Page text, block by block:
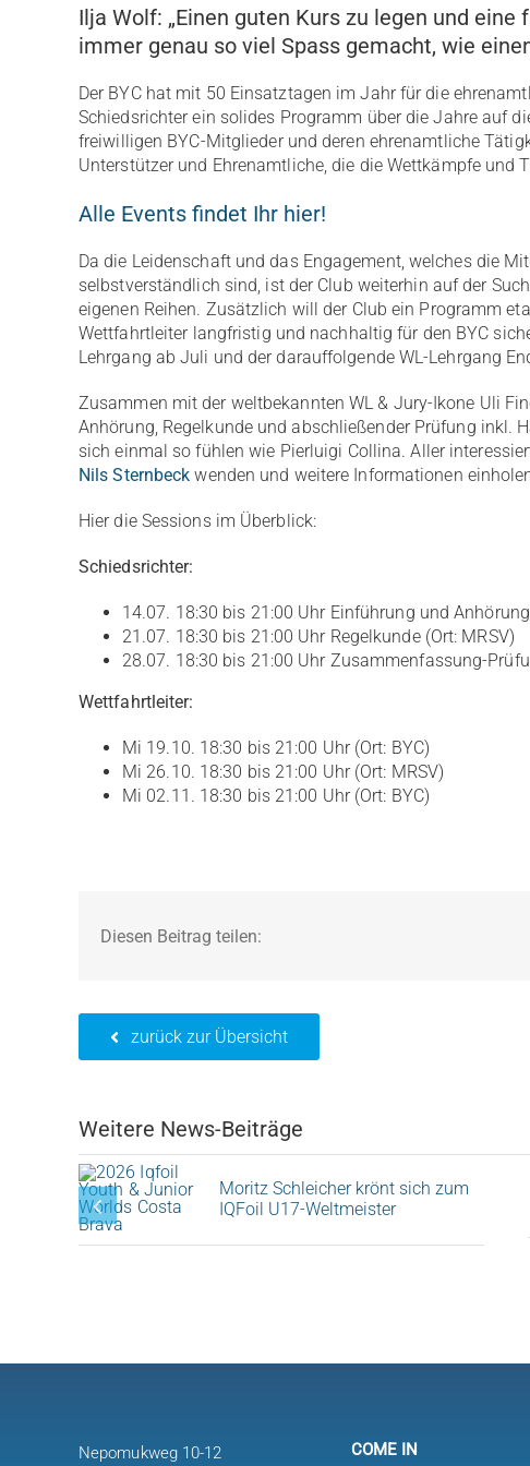
Ilja Wolf: „Einen guten Kurs zu legen und
immer genau so viel Spass gemacht, wie
Der BYC hat mit 50 Einsatztagen im Jahr für die
Schiedsrichter ein solides Programm über die Jahre auf
freiwilligen BYC-Mitglieder und deren ehrenamtliche
Unterstützer und Ehrenamtliche, die die Wettkämpfe und
Alle Events findet Ihr hier!
Da die Leidenschaft und das Engagement, welches die
selbstverständlich sind, ist der Club weiterhin auf der
eigenen Reihen. Zusätzlich will der Club ein Programm
Wettfahrtleiter langfristig und nachhaltig für den BYC
Lehrgang ab Juli und der darauffolgende WL-Lehrgang
Zusammen mit der weltbekannten WL & Jury-Ikone Uli
Anhörung, Regelkunde und abschließender Prüfung
sich einmal so fühlen wie Pierluigi Collina. Aller
Nils Sternbeck wenden und weitere Informationen
Hier die Sessions im Überblick:
Schiedsrichter:
14.07. 18:30 bis 21:00 Uhr Einführung und Anhörung
21.07. 18:30 bis 21:00 Uhr Regelkunde (Ort: MRSV)
28.07. 18:30 bis 21:00 Uhr Zusammenfassung-
Wettfahrtleiter:
Mi 19.10. 18:30 bis 21:00 Uhr (Ort: BYC)
Mi 26.10. 18:30 bis 21:00 Uhr (Ort: MRSV)
Mi 02.11. 18:30 bis 21:00 Uhr (Ort: BYC)
Diesen Beitrag teilen:
zurück zur Übersicht
Weitere News-Beiträge
Moritz Schleicher krönt sich zum
IQFoil U17-Weltmeister
Nepomukweg 10-12
COME IN